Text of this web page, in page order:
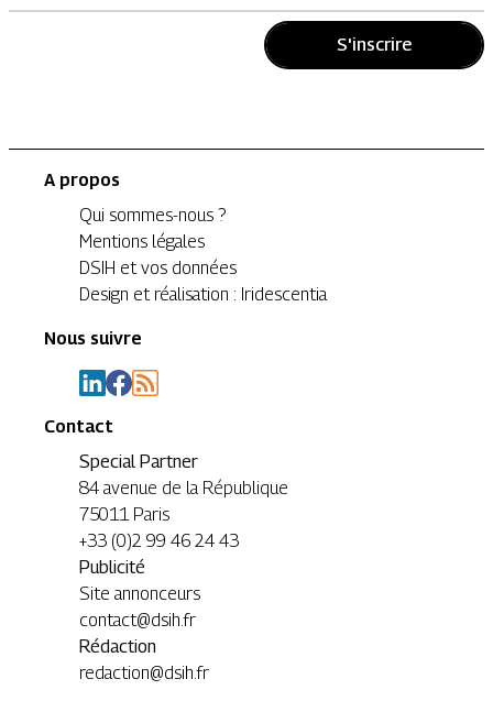
S'inscrire
A propos
Qui sommes-nous ?
Mentions légales
DSIH et vos données
Design et réalisation : Iridescentia
Nous suivre
Contact
Special Partner
84 avenue de la République
75011 Paris
+33 (0)2 99 46 24 43
Publicité
Site annonceurs
contact@dsih.fr
Rédaction
redaction@dsih.fr